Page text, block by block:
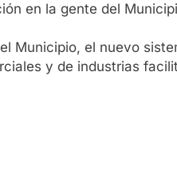
en la gente del
Municipio, el nuevo
y de industrias